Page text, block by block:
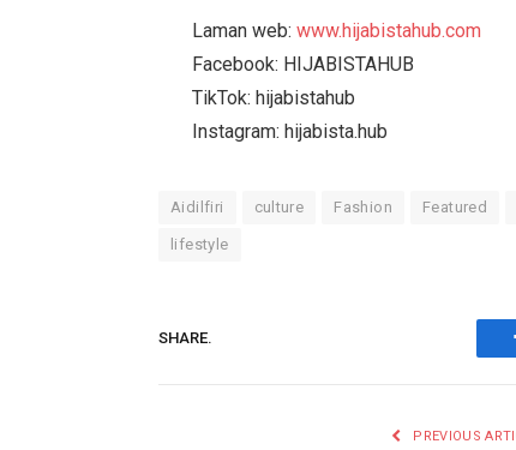
Laman web: www.hijabistahub.com
Facebook: HIJABISTAHUB
TikTok: hijabistahub
Instagram: hijabista.hub
Aidilfiri culture Fashion Featured
lifestyle
SHARE.
PREVIOUS